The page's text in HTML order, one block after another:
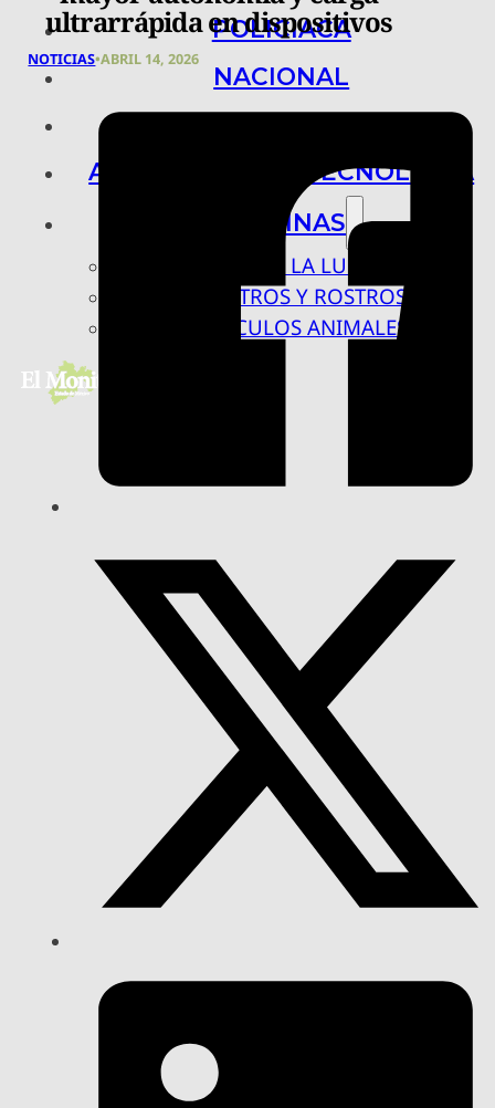
POLICIACA
NACIONAL
ARTE, CIENCIA Y TECNOLOGÍA
COLUMNAS
BAJO LA LUPA
RASTROS Y ROSTROS
VÍNCULOS ANIMALES
ultrarrápida en dispositivos
NOTICIAS•ABRIL 14, 2026